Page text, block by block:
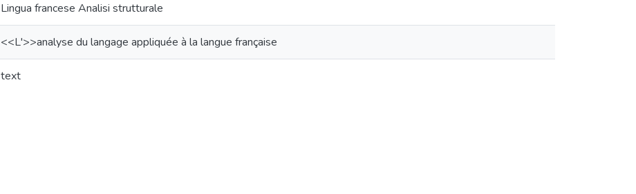
Lingua francese Analisi strutturale
<<L'>>analyse du langage appliquée à la langue française
text